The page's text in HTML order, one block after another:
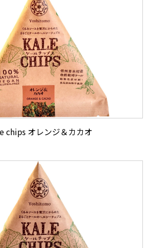
chips オレンジ＆カカオ